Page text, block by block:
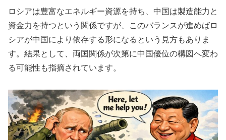
ロシアは豊富なエネルギー資源を持ち、中国は製造能力と
資金力を持つという関係ですが、このバランスが進めばロ
シアが中国により依存する形になるという見方もありま
す。結果として、両国関係が次第に中国優位の構図へ変わ
る可能性も指摘されています。